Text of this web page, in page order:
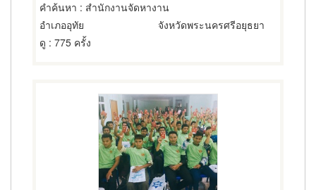
คำค้นหา : สำนักงานจัดหางาน
อำเภออุทัย
จังหวัดพระนครศรีอยุธยา
ดู : 775 ครั้ง